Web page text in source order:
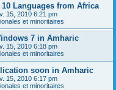
Languages from Africa
15, 2010 6:21 pm
et minoritaires
7 in Amharic
15, 2010 6:18 pm
et minoritaires
soon in Amharic
15, 2010 6:17 pm
et minoritaires